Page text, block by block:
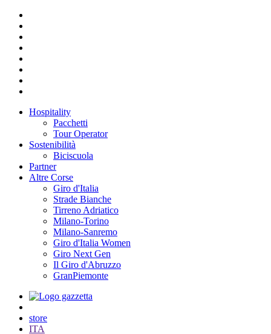
Hospitality
Pacchetti
Tour Operator
Sostenibilità
Biciscuola
Partner
Altre Corse
Giro d'Italia
Strade Bianche
Tirreno Adriatico
Milano-Torino
Milano-Sanremo
Giro d'Italia Women
Giro Next Gen
Il Giro d'Abruzzo
GranPiemonte
store
ITA